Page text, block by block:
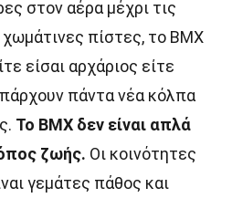
στον αέρα μέχρι τις
πίστες, το BMX
είσαι αρχάριος είτε
πάντα νέα κόλπα
Το BMX δεν είναι απλά
ζωής. Οι κοινότητες
γεμάτες πάθος και